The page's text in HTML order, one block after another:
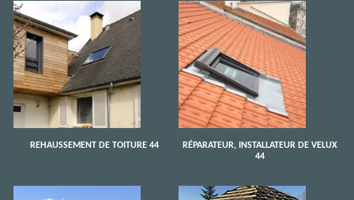
REHAUSSEMENT DE TOITURE 44
RÉPARATEUR, INSTALLATEUR DE VELUX
44